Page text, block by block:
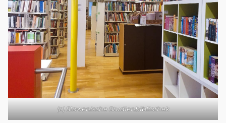
(c) Slowenische Studienbibliothek